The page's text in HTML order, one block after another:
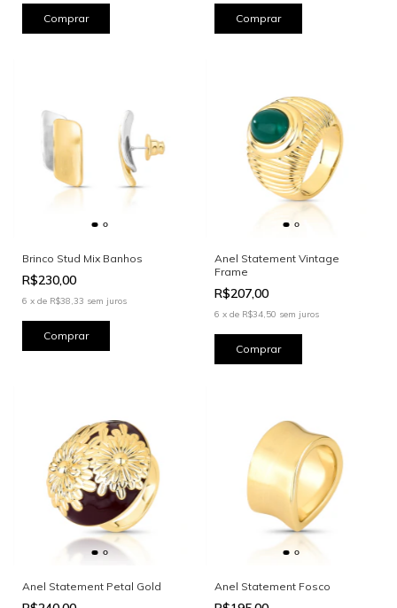
Brinco Stud Mix Banhos
R$230,00
6 x de R$38,33 sem juros
Anel Statement Vintage
Frame
R$207,00
6 x de R$34,50 sem juros
Comprar
Anel Statement Petal Gold Anel Statement Fosco